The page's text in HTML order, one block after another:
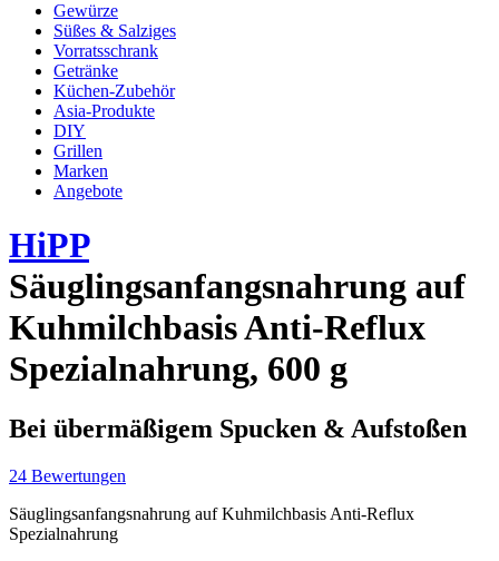
Gewürze
Süßes & Salziges
Vorratsschrank
Getränke
Küchen-Zubehör
Asia-Produkte
DIY
Grillen
Marken
Angebote
HiPP
Säuglingsanfangsnahrung auf
Kuhmilchbasis Anti-Reflux
Spezialnahrung, 600 g
Bei übermäßigem Spucken & Aufstoßen
24 Bewertungen
Säuglingsanfangsnahrung auf Kuhmilchbasis Anti-Reflux
Spezialnahrung